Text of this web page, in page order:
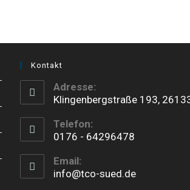
Kontakt
Adresse:
Klingenbergstraße 193,
Telefon:
0176 - 64296478
Email:
info@tco-sued.de